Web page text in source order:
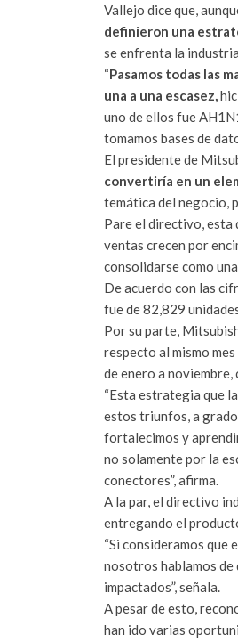
Vallejo dice que,
definieron una
se enfrenta la
“Pasamos todas las
una a una escasez,
uno de ellos fue
tomamos bases de
El presidente de
convertiría en un
temática del negocio,
Pare el directivo, esta
ventas crecen por
consolidarse como
De acuerdo con las
fue de 82,829
Por su parte,
respecto al mismo
de enero a
“Esta estrategia que
estos triunfos, a
fortalecimos y
no solamente por la
conectores”, afirma.
A la par, el directivo
entregando el
“Si consideramos que
nosotros hablamos de
impactados”, señala.
A pesar de esto,
han ido varias